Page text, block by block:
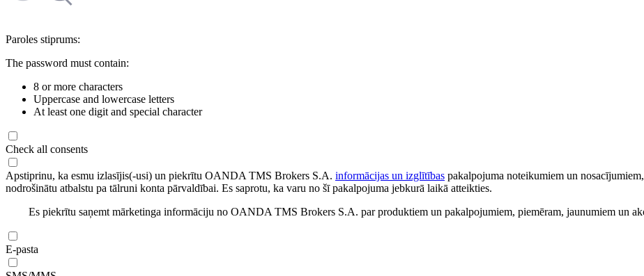
Paroles stiprums:
The password must contain:
8 or more characters
Uppercase and lowercase letters
At least one digit and special character
Check all consents
Apstiprinu, ka esmu izlasījis(-usi) un piekrītu OANDA TMS Brokers S.A. informācijas un izglītības pakalpojuma noteikumiem un
nodrošinātu atbalstu pa tālruni konta pārvaldībai. Es saprotu, ka varu no šī pakalpojuma jebkurā laikā atteikties.
Es piekrītu saņemt mārketinga informāciju no OANDA TMS Brokers S.A. par produktiem un pakalpojumiem, piemēram, jaunumiem un
E-pasta